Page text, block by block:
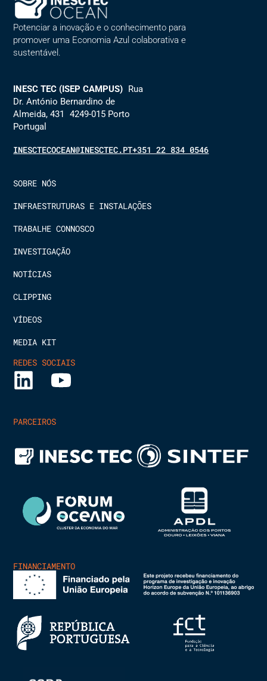
Potenciar a inovação e o conhecimento para
promover uma Economia Azul colaborativa e
sustentável.
INESC TEC (ISEP CAMPUS) Rua
Dr. António Bernardino de
Almeida, 431 4249-015 Porto
Portugal
INESCTECOCEAN@INESCTEC.PT+351 22 834 0546
SOBRE NÓS
INFRAESTRUTURAS E INSTALAÇÕES
TRABALHE CONNOSCO
INVESTIGAÇÃO
NOTÍCIAS
CLIPPING
VÍDEOS
MEDIA KIT
REDES SOCIAIS
PARCEIROS
FINANCIAMENTO